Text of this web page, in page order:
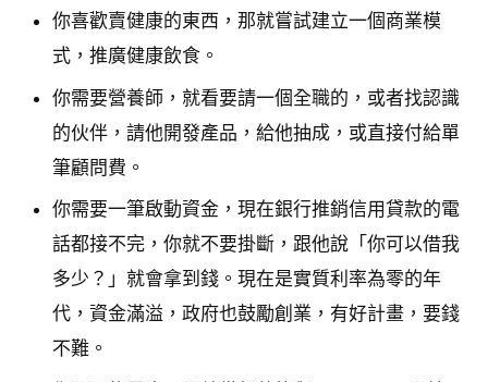
你喜歡賣健康的東西，那就嘗試建立一個商業模
式，推廣健康飲食。
你需要營養師，就看要請一個全職的，或者找認識
的伙伴，請他開發產品，給他抽成，或直接付給單
筆顧問費。
你需要一筆啟動資金，現在銀行推銷信用貸款的電
話都接不完，你就不要掛斷，跟他說「你可以借我
多少？」就會拿到錢。現在是實質利率為零的年
代，資金滿溢，政府也鼓勵創業，有好計畫，要錢
不難。